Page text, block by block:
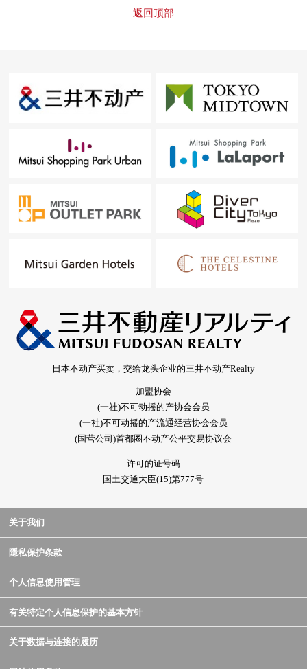
返回顶部
日本不动产买卖，交给龙头企业的三井不动产Realty
加盟协会
(一社)不可动摇的产协会会员
(一社)不可动摇的产流通经营协会会员
(国营公司)首都圈不动产公平交易协议会
许可的证号码
国土交通大臣(15)第777号
关于我们
隱私保护条款
个人信息使用管理
有关特定个人信息保护的基本方针
关于数据与连接的履历